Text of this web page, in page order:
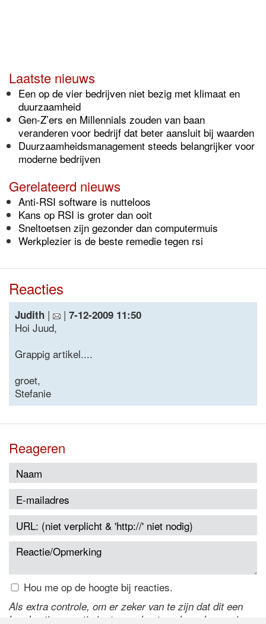
Laatste nieuws
Een op de vier bedrijven niet bezig met klimaat en
duurzaamheid
Gen-Z’ers en Millennials zouden van baan
veranderen voor bedrijf dat beter aansluit bij waarden
Duurzaamheidsmanagement steeds belangrijker voor
moderne bedrijven
Gerelateerd nieuws
Anti-RSI software is nutteloos
Kans op RSI is groter dan ooit
Sneltoetsen zijn gezonder dan computermuis
Werkplezier is de beste remedie tegen rsi
Reacties
Judith | | 7-12-2009 11:50
Hoi Juud,
Grappig artikel....
groet,
Stefanie
Reageren
Hou me op de hoogte bij reacties.
Als extra controle, om er zeker van te zijn dat dit een
handmatige reactie is, typ onderstaande code over in